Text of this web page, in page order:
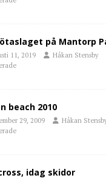
på Mantorp
11, 2019 Håkan Stensby
beach 2010
29, 2009 Håkan
idag skidor